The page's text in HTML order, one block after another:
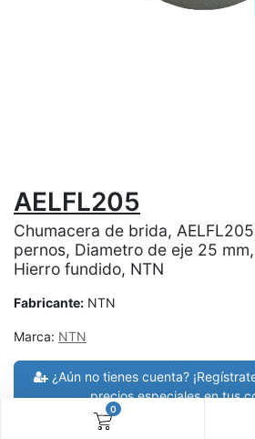
0
AELFL205
Chumacera de brida,
pernos, Diametro de eje 25
Hierro fundido, NTN
Fabricante: NTN
Marca: NTN
¿Aún no tienes cuenta?
precios especiales en tus